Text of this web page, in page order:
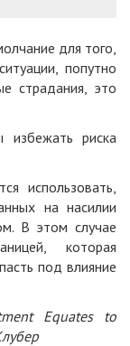
для того,
попутно
страдания, это
риска
использовать,
на насилии
В этом случае
которая
под влияние
Equates to